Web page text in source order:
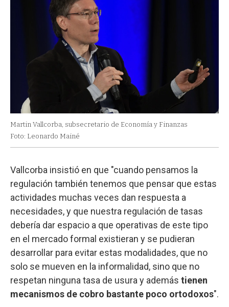
Martin Vallcorba, subsecretario de Economía y Finanzas
Foto: Leonardo Mainé
Vallcorba insistió en que "cuando pensamos la
regulación también tenemos que pensar que estas
actividades muchas veces dan respuesta a
necesidades, y que nuestra regulación de tasas
debería dar espacio a que operativas de este tipo
en el mercado formal existieran y se pudieran
desarrollar para evitar estas modalidades, que no
solo se mueven en la informalidad, sino que no
respetan ninguna tasa de usura y además tienen
mecanismos de cobro bastante poco ortodoxos".